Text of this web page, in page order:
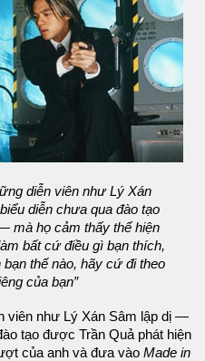
diễn viên như Lý Xán
diễn chưa qua đào tạo
mà họ cảm thấy thể hiện
bất cứ điều gì bạn thích,
thế nào, hãy cứ đi theo
của bạn”
viên như Lý Xán Sâm lập dị —
tạo được Trần Quả phát hiện
của anh và đưa vào Made in